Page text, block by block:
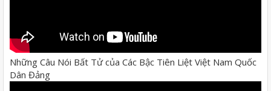
Những Câu Nói Bất Tử của Các Bậc Tiên Liệt Việt Nam Quốc
Dân Đảng